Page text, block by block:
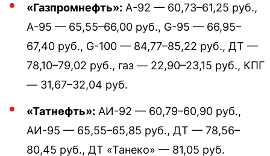
«Газпромнефть»: А-92 — 60,73–61,25 руб.,
А-95 — 65,55–66,00 руб., G-95 — 66,95–
67,40 руб., G-100 — 84,77–85,22 руб., ДТ —
78,10–79,02 руб., газ — 22,90–23,15 руб., КПГ
— 31,67–32,04 руб.
«Татнефть»: АИ-92 — 60,79–60,90 руб.,
АИ-95 — 65,55–65,85 руб., ДТ — 78,56–
80,45 руб., ДТ «Танеко» — 81,05 руб.